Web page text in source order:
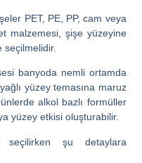
PET, PE, PP, cam veya
malzemesi, şişe yüzeyine
seçilmelidir.
banyoda nemli ortamda
yüzey temasına maruz
alkol bazlı formüller
yüzey etkisi oluşturabilir.
şu detaylara